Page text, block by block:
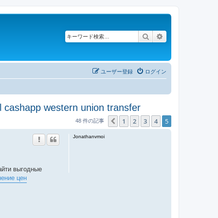
検索
ログイン
ユーザー登録
cashapp western union transfer
48 件の記事 １つ前へ
1 2 3 4 5
Jonathanvmoi
выгодные
цен